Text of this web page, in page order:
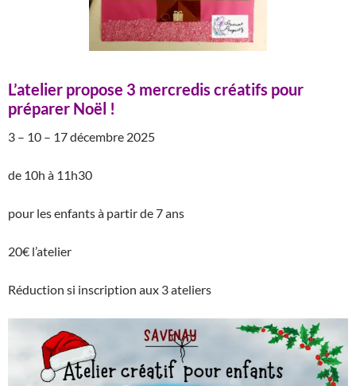
L’atelier propose 3 mercredis créatifs pour
préparer Noël !
3 – 10 – 17 décembre 2025
de 10h à 11h30
pour les enfants à partir de 7 ans
20€ l’atelier
Réduction si inscription aux 3 ateliers